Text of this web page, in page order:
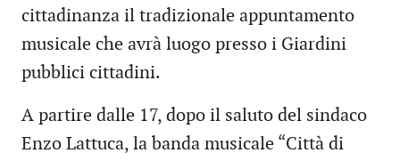
cittadinanza il tradizionale appuntamento
musicale che avrà luogo presso i Giardini
pubblici cittadini.
A partire dalle 17, dopo il saluto del sindaco
Enzo Lattuca, la banda musicale “Città di